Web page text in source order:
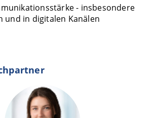
- insbesondere
und in digitalen Kanälen